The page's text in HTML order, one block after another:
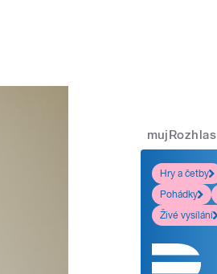
mujRozhlas
Hry a četby
Pohádky
Živé vysílání